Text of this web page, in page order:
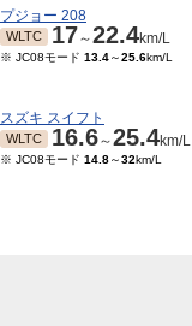
プジョー 208
WLTC 17～22.4km/L
※ JC08モード 13.4～25.6km/L
スズキ スイフト
WLTC 16.6～25.4km/L
※ JC08モード 14.8～32km/L